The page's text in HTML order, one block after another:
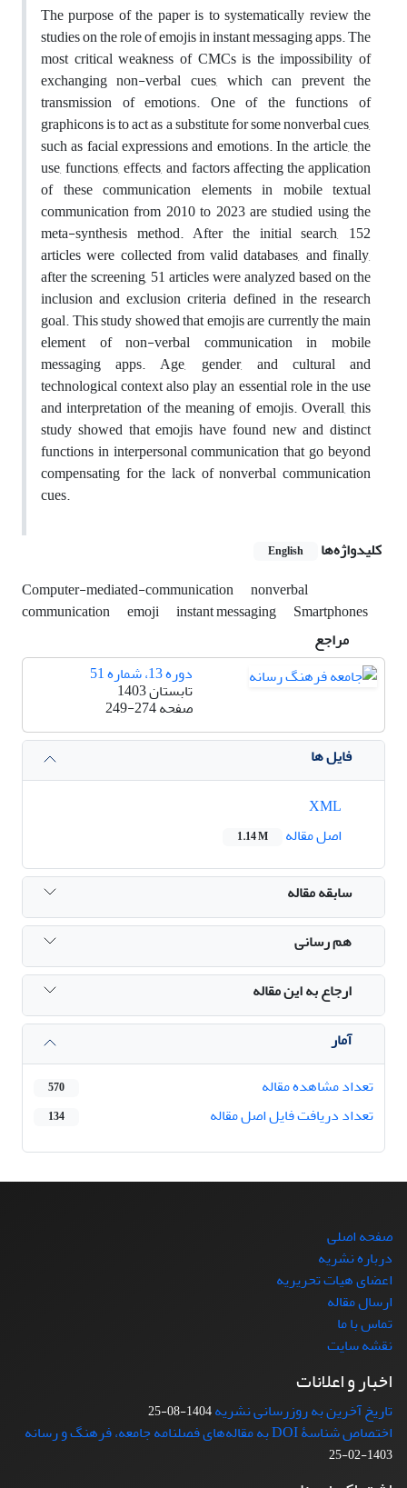
The purpose of the paper is to systematically review the
studies on the role of emojis in instant messaging apps. The
most critical weakness of CMCs is the impossibility of
exchanging non-verbal cues, which can prevent the
transmission of emotions. One of the functions of
graphicons is to act as a substitute for some nonverbal cues,
such as facial expressions and emotions. In the article, the
use, functions, effects, and factors affecting the application
of these communication elements in mobile textual
communication from 2010 to 2023 are studied using the
meta-synthesis method. After the initial search, 152
articles were collected from valid databases, and finally,
after the screening, 51 articles were analyzed based on the
inclusion and exclusion criteria defined in the research
goal. This study showed that emojis are currently the main
element of non-verbal communication in mobile
messaging apps. Age, gender, and cultural and
technological context also play an essential role in the use
and interpretation of the meaning of emojis. Overall, this
study showed that emojis have found new and distinct
functions in interpersonal communication that go beyond
compensating for the lack of nonverbal communication
cues.
کلیدواژه‌ها
English
Computer-mediated-communication
nonverbal
communication
emoji instant messaging
Smartphones
مراجع
دوره 13، شماره 51
تابستان 1403
صفحه249-274
فایل ها
اصل مقاله
1.14 M
سابقه مقاله
هم رسانی
ارجاع به این مقاله
آمار
تعداد مشاهده مقاله
570
تعداد دریافت فایل اصل مقاله 134
صفحه اصلی
درباره نشریه
اعضای هیات تحریریه
ارسال مقاله
تماس با ما
نقشه سایت
اخبار و اعلانات
تاریخ آخرین به روزرسانی نشریه1404-08-25
اختصاص شناسۀ DOI به مقاله‌های فصلنامه جامعه، فرهنگ و رسانه
1403-02-25